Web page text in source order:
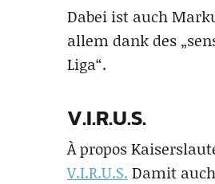
Dabei ist auch
allem dank des
Liga“.
V.I.R.U.S.
À propos
V.I.R.U.S. Damit